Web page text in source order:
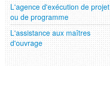
L'agence d'exécution de projet
ou de programme
L'assistance aux maîtres
d'ouvrage